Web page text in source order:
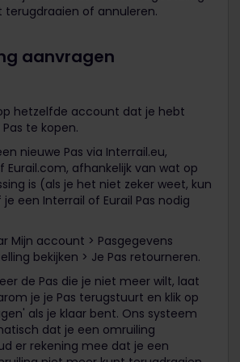
terugdraaien of annuleren.
aanvragen
hetzelfde account dat je hebt
te kopen.
nieuwe Pas via Interrail.eu,
Eurail.com, afhankelijk van wat op
is (als je het niet zeker weet, kun
je een Interrail of Eurail Pas nodig
Mijn account > Pasgegevens
bekijken > Je Pas retourneren.
de Pas die je niet meer wilt, laat
je je Pas terugstuurt en klik op
als je klaar bent. Ons systeem
dat je een omruiling
er rekening mee dat je een